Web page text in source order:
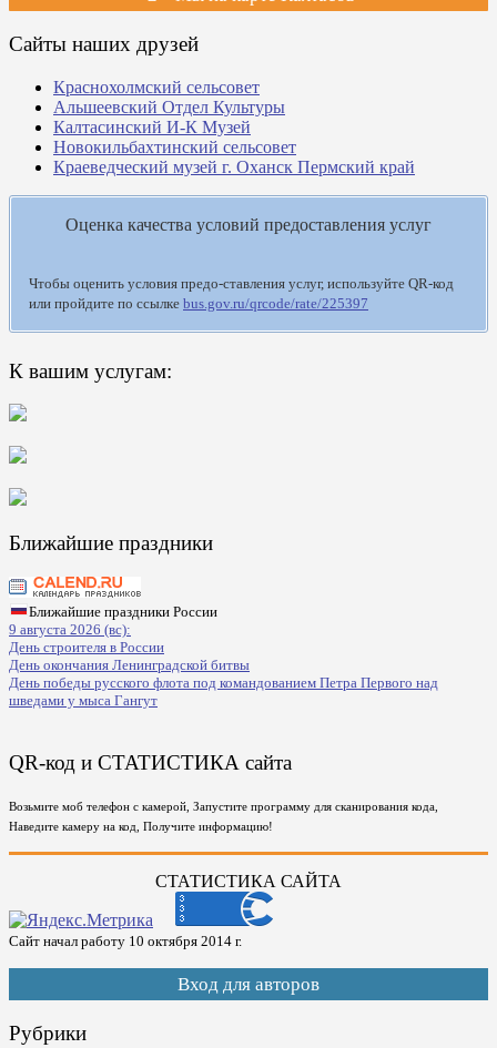
Сайты наших друзей
Краснохолмский сельсовет
Альшеевский Отдел Культуры
Калтасинский И-К Музей
Новокильбахтинский сельсовет
Краеведческий музей г. Оханск Пермский край
Оценка качества условий предоставления услуг
Чтобы оценить условия предо-ставления услуг, используйте QR-код
или пройдите по ссылке bus.gov.ru/qrcode/rate/225397
К вашим услугам:
Ближайшие праздники
Ближайшие праздники России
9 августа 2026 (вс):
День строителя в России
День окончания Ленинградской битвы
День победы русского флота под командованием Петра Первого над
шведами у мыса Гангут
QR-код и СТАТИСТИКА сайта
Возьмите моб телефон с камерой, Запустите программу для сканирования кода,
Наведите камеру на код, Получите информацию!
СТАТИСТИКА САЙТА
Сайт начал работу 10 октября 2014 г.
Вход для авторов
Рубрики